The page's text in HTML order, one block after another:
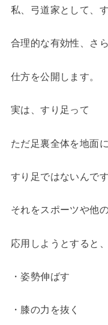
私、弓道家として、
合理的な有効性、さ
仕方を公開します。
実は、すり足って
ただ足裏全体を地面
すり足ではないんです
それをスポーツや他
応用しようとすると、
・姿勢伸ばす
・膝の力を抜く